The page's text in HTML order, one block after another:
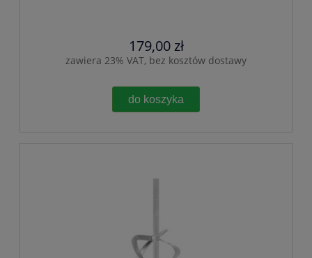
179,00 zł
zawiera 23% VAT, bez kosztów dostawy
do koszyka